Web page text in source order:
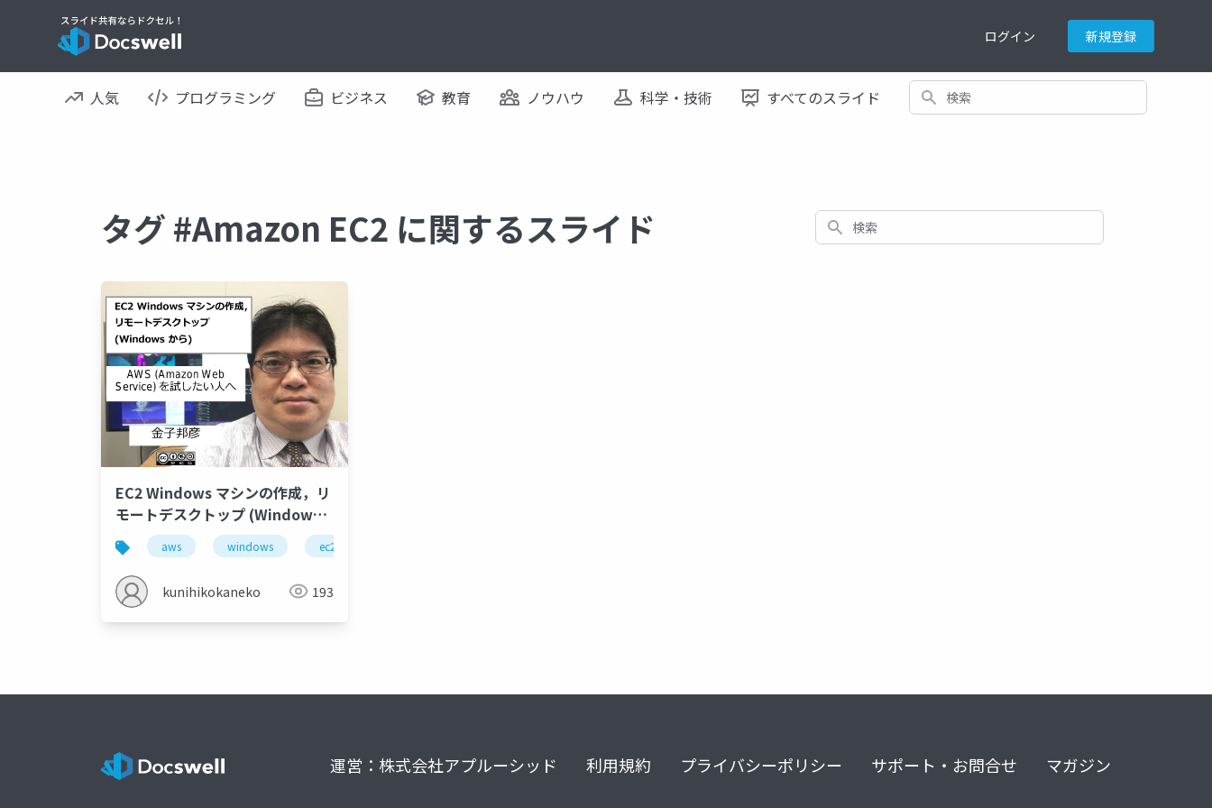
ログイン 新規登録
人気 プログラミング ビジネス 教育 ノウハウ 科学・技術 すべてのスライド 検索
タグ #Amazon EC2 に関するスライド 検索
EC2 Windows マシンの作成，リ
モートデスクトップ (Windows
から)
aws windows ec2
kunihikokaneko 193
運営：株式会社アプルーシッド 利用規約 プライバシーポリシー サポート・お問合せ マガジン